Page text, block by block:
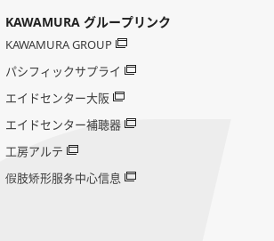
KAWAMURA グループリンク
KAWAMURA GROUP
パシフィックサプライ
エイドセンター大阪
エイドセンター補聴器
工房アルテ
假肢矫形服务中心信息